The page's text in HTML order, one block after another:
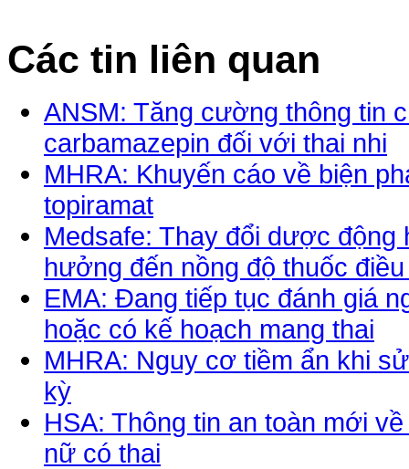
Các tin liên quan
ANSM: Tăng cường thông tin
carbamazepin đối với thai nhi
MHRA: Khuyến cáo về biện
topiramat
Medsafe: Thay đổi dược
hưởng đến nồng độ thuốc
EMA: Đang tiếp tục đánh giá
hoặc có kế hoạch mang thai
MHRA: Nguy cơ tiềm ẩn khi
kỳ
HSA: Thông tin an toàn mới
nữ có thai